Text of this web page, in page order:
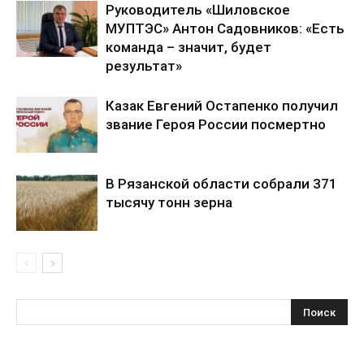
Руководитель «Шиловское
МУПТЭС» Антон Садовников: «Есть
команда – значит, будет
результат»
Казак Евгений Остапенко получил
звание Героя России посмертно
В Рязанской области собрали 371
тысячу тонн зерна